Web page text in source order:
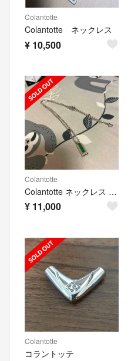
Colantotte
Colantotte ネックレス
¥ 10,500
Colantotte
Colantotte ネックレス (青山学院大学駅伝部モデル)
¥ 11,000
Colantotte
コラントッテ